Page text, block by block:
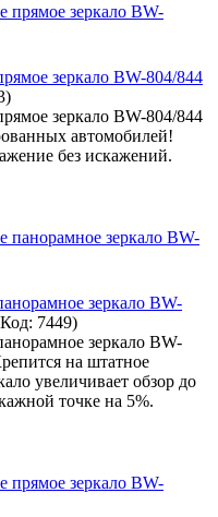
зеркало BW-804/844
)
зеркало BW-804/844
автомобилей!
без искажений.
зеркало BW-
7449)
зеркало BW-
на штатное
увеличивает обзор до
точке на 5%.